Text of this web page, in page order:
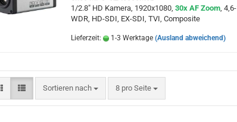
1/2.8" HD Kamera, 1920x1080, 30x AF Zoom,
WDR, HD-SDI, EX-SDI, TVI, Composite
Lieferzeit: 1-3 Werktage (Ausland abweichend)
Sortieren nach
Sortieren nach 8 pro Seite
pro Seite